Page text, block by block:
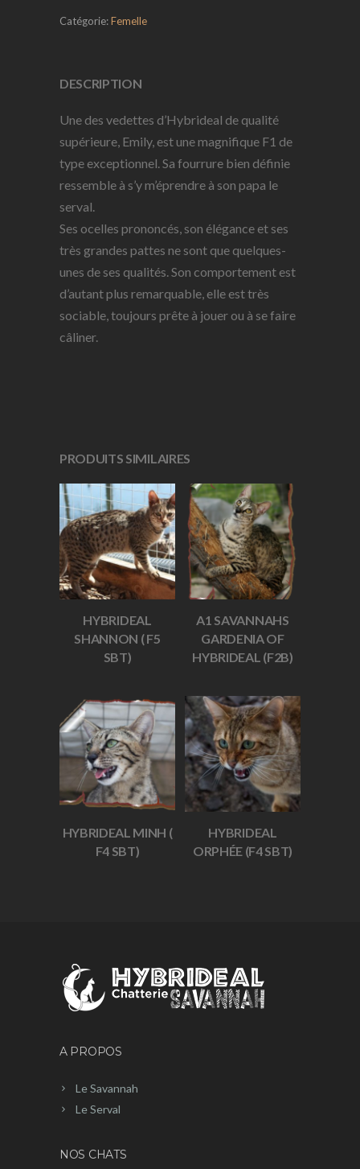
Catégorie:Femelle
DESCRIPTION
Une des vedettes d’Hybrideal de qualité
supérieure, Emily, est une magnifique F1 de
type exceptionnel. Sa fourrure bien définie
ressemble à s’y m’éprendre à son papa le
serval.
Ses ocelles prononcés, son élégance et ses
très grandes pattes ne sont que quelques-
unes de ses qualités. Son comportement est
d’autant plus remarquable, elle est très
sociable, toujours prête à jouer ou à se faire
câliner.
PRODUITS SIMILAIRES
HYBRIDEAL
SHANNON ( F5
SBT)
A1 SAVANNAHS
GARDENIA OF
HYBRIDEAL (F2B)
HYBRIDEAL MINH (
F4 SBT)
HYBRIDEAL
ORPHÉE (F4 SBT)
A PROPOS
Le Savannah
Le Serval
NOS CHATS